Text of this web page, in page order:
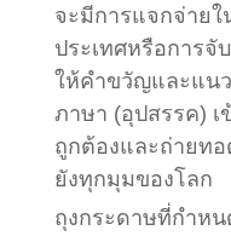
จะมีการแจกจ่ายใ
ประเทศหรือการจั
ให้คำขวัญและแน
ภาษา (อุปสรรค) เ
ถูกต้องและถ่ายท
ยังทุกมุมของโลก
ถุงกระดาษที่กำหน